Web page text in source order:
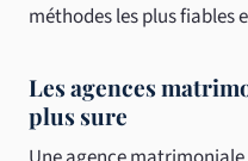
méthodes les plus fiables
Les agences
plus sure